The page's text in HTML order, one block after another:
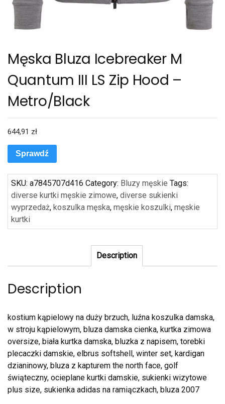
Męska Bluza Icebreaker M
Quantum III LS Zip Hood –
Metro/Black
644,91 zł
Sprawdź
SKU: a7845707d416 Category: Bluzy męskie Tags:
diverse kurtki męskie zimowe, diverse sukienki
wyprzedaż, koszulka męska, męskie koszulki, męskie
kurtki
Description
Description
kostium kąpielowy na duży brzuch, luźna koszulka damska,
w stroju kąpielowym, bluza damska cienka, kurtka zimowa
oversize, biała kurtka damska, bluzka z napisem, torebki
plecaczki damskie, elbrus softshell, winter set, kardigan
dzianinowy, bluza z kapturem the north face, golf
świąteczny, ocieplane kurtki damskie, sukienki wizytowe
plus size, sukienka adidas na ramiączkach, bluza 2007